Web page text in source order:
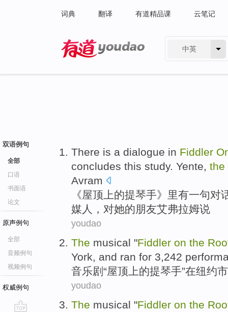
词典 翻译 有道精品课 云笔记
中英
双语例句
全部
口语
书面语
论文
原声例句
全部
音频例句
视频例句
权威例句
There is a dialogue in Fiddler
concludes this study. Yente, the
Avram
《屋顶 上的提琴手》 里有一句对
媒人
， 对她的朋友艾弗拉姆说
youdao
The musical "Fiddler on the
York, and ran for 3,242
音乐剧“屋顶 上的提琴手”在纽约市
youdao
The musical "Fiddler on the